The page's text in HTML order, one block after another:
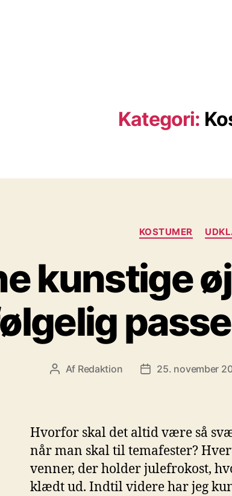
Kategori:
KOSTUMER
kunstige
Indlægsforfatter
Af Redaktion Indlægsdato
25. november
Hvorfor skal det altid være så
når man skal til temafester?
venner, der holder julefrokost,
klædt ud. Indtil videre har jeg